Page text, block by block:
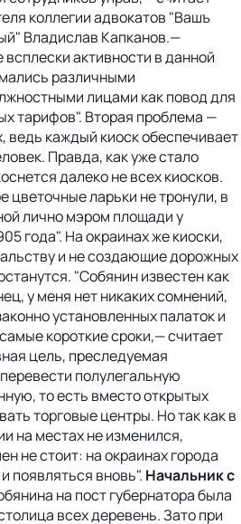
коллегии адвокатов "Вашъ
Владислав Капканов.—
активности в данной
различными
лицами как повод для
тарифов". Вторая проблема —
ведь каждый киоск обеспечивает
Правда, как уже стало
далеко не всех киосков.
цветочные ларьки не тронули, в
лично мэром площади у
года". На окраинах же киоски,
и не создающие дорожных
"Собянин известен как
у меня нет никаких сомнений,
установленных палаток и
короткие сроки,— считает
цель, преследуемая
полулегальную
то есть вместо открытых
торговые центры. Но так как в
на местах не изменился,
не стоит: на окраинах города
появляться вновь". Начальник с
на пост губернатора была
всех деревень. Зато при